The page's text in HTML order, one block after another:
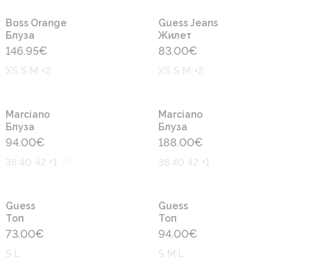
Boss Orange
Блуза
146.95€
XS S M +2
Guess Jeans
Жилет
83.00€
XS S M +2
Marciano
Блуза
94.00€
38 40 42 +1
Marciano
Блуза
188.00€
38 40 42 +1
Guess
Топ
73.00€
S L
Guess
Топ
94.00€
S M L